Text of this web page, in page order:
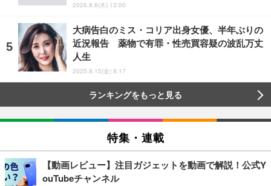
2026.8.6(木) 13:00
大病告白のミス・コリア出身女優、半年ぶりの
近況報告 薬物で有罪・性売買容疑の波乱万丈
人生
2025.8.15(金) 8:17
ランキングをもっと見る
特集・連載
【動画レビュー】注目ガジェットを動画で解説！公式Y
ouTubeチャンネル